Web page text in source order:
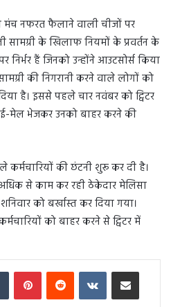
मंच नफरत फैलाने वाली चीजों पर
के खिलाफ नियमों के प्रवर्तन के
निर्भर हैं जिनको उन्होंने आउटसोर्स किया
की निगरानी करने वाले लोगों को
है। इससे पहले चार नवंबर को ट्विटर
ई-मेल भेजकर उनको बाहर करने की
की छंटनी शुरू कर दी है।
से काम कर रही ठेकेदार मेलिसा
को बर्खास्त कर दिया गया।
को बाहर करने से ट्विटर में
Tumblr PinterestReddit VKontakteShare via Email